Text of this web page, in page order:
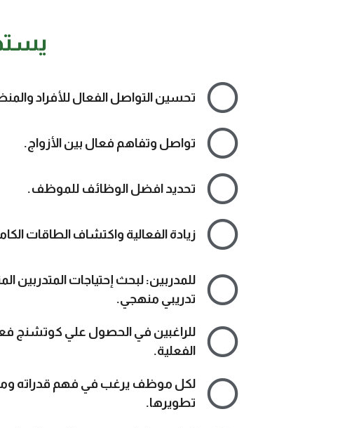
تحسين التواصل الفعال للأفراد
تواصل وتفاهم فعال بين اﻷزواج.
تحديد افضل الوظائف للموظف.
زيادة الفعالية واكتشاف الطاقات
للمدربين: لبحث إحتياجات المتدربين
تدريبي منهجي.
للراغبين في الحصول علي كوتشنج
الفعلية.
لكل موظف يرغب في فهم قدراته
تطويرها.